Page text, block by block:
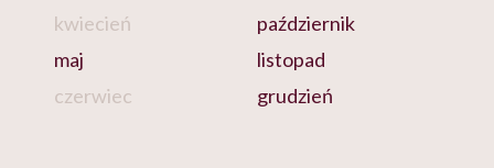
kwiecień
maj
czerwiec
październik
listopad
grudzień